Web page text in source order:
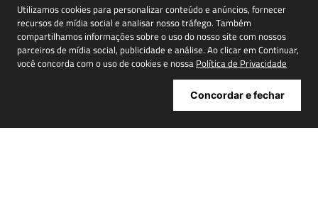
Utilizamos cookies para personalizar conteúdo e anúncios, fornecer
recursos de mídia social e analisar nosso tráfego. Também
compartilhamos informações sobre o uso do nosso site com nossos
parceiros de mídia social, publicidade e análise. Ao clicar em Continuar,
você concorda com o uso de cookies e nossaPolítica de Privacidade
Concordar e fechar
Cadastrar